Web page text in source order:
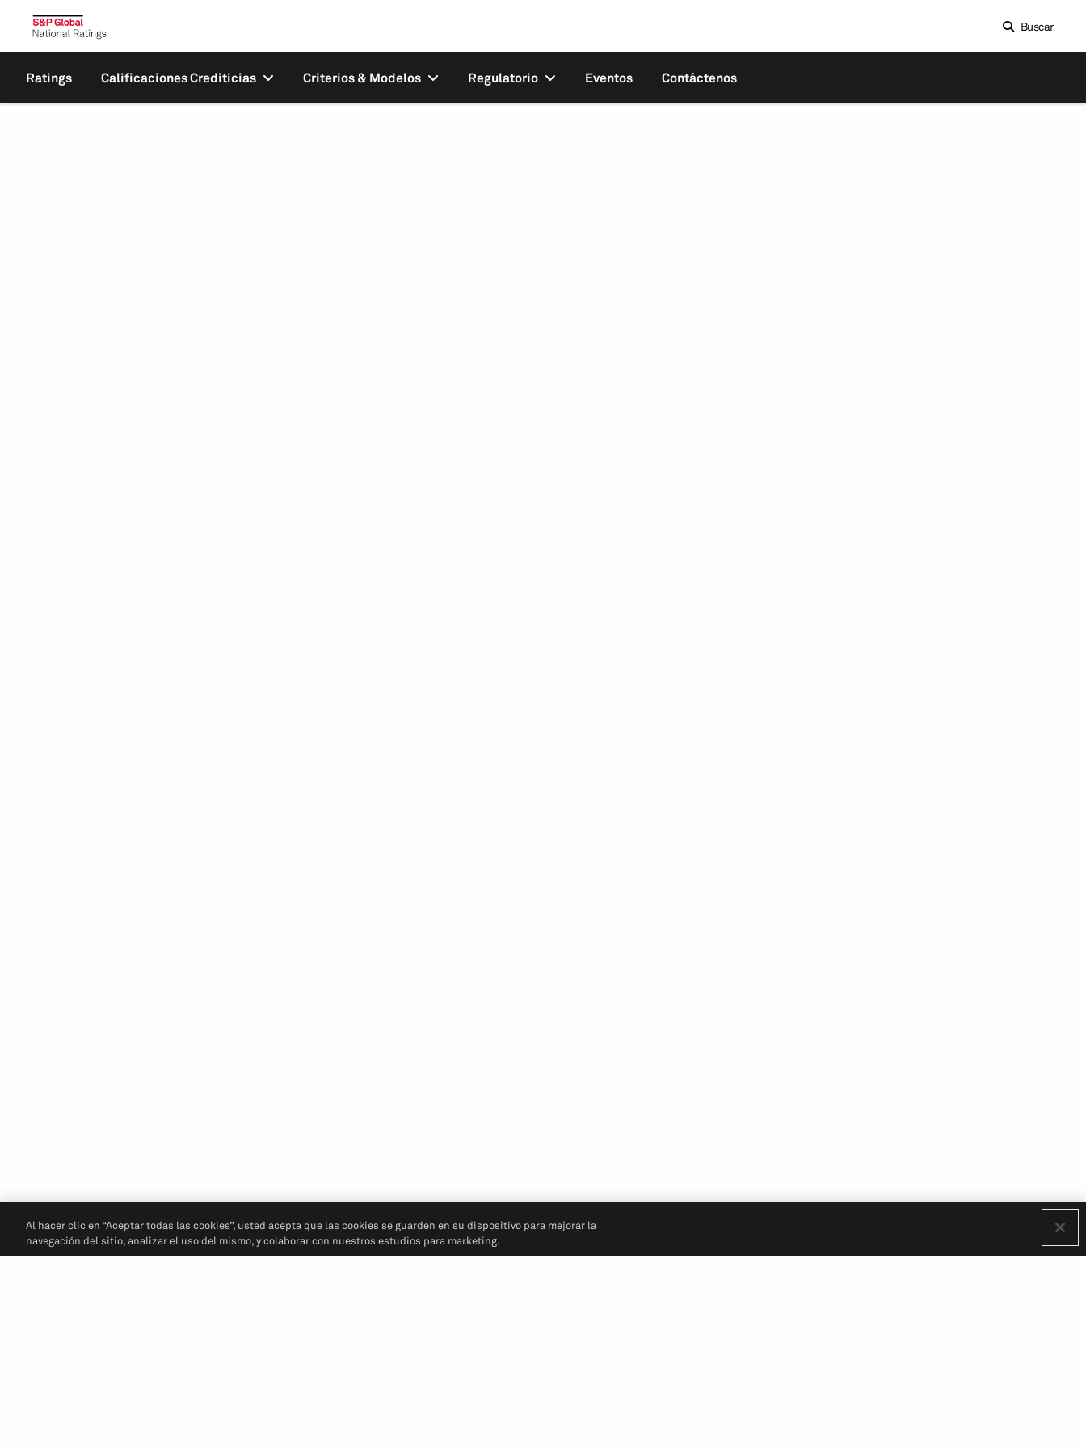
Buscar
Ratings Calificaciones Crediticias Criterios & Modelos Regulatorio Eventos Contáctenos
Al hacer clic en “Aceptar todas las cookies”, usted acepta que las cookies se guarden en su dispositivo para mejorar la
navegación del sitio, analizar el uso del mismo, y colaborar con nuestros estudios para marketing.